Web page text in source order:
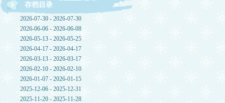
存档目录
2026-07-30 - 2026-07-30
2026-06-06 - 2026-06-08
2026-05-13 - 2026-05-25
2026-04-17 - 2026-04-17
2026-03-13 - 2026-03-17
2026-02-10 - 2026-02-10
2026-01-07 - 2026-01-15
2025-12-06 - 2025-12-31
2025-11-20 - 2025-11-28